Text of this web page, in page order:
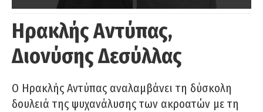
Ηρακλής Αντύπας,
Διονύσης Δεσύλλας
Ο Ηρακλής Αντύπας αναλαμβάνει τη δύσκολη
δουλειά της ψυχανάλυσης των ακροατών με τη